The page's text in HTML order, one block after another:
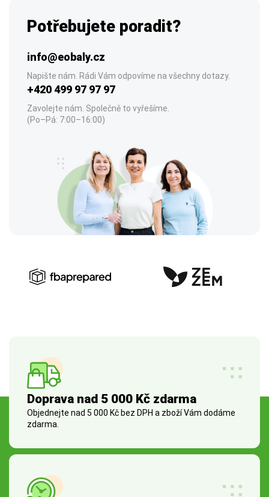
Potřebujete poradit?
info@eobaly.cz
Napište nám. Rádi Vám odpovíme na všechny dotazy.
+420 499 97 97 97
Zavolejte nám. Společně to vyřešíme.
(Po–Pá: 7:00–16:00)
Doprava nad 5 000 Kč zdarma
Objednejte nad 5 000 Kč bez DPH a zboží Vám dodáme
zdarma.